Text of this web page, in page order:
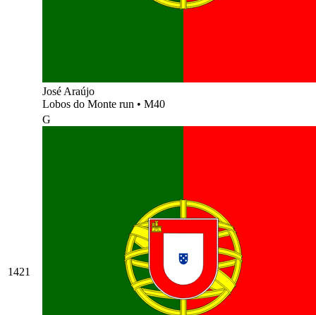
José Araújo
Lobos do Monte run • M40
1421
G